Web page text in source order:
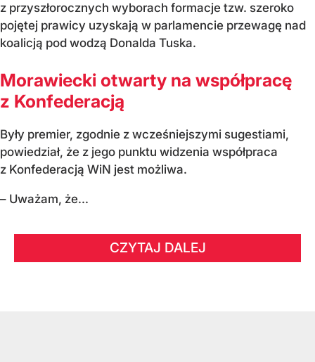
z przyszłorocznych wyborach formacje tzw. szeroko
pojętej prawicy uzyskają w parlamencie przewagę nad
koalicją pod wodzą Donalda Tuska.
Morawiecki otwarty na współpracę
z Konfederacją
Były premier, zgodnie z wcześniejszymi sugestiami,
powiedział, że z jego punktu widzenia współpraca
z Konfederacją WiN jest możliwa.
– Uważam, że...
CZYTAJ DALEJ